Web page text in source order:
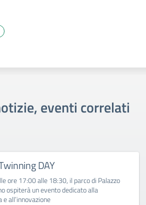
eventi correlati
DAY
ore 17:00 alle 18:30, il parco di Palazzo
ospiterà un evento dedicato alla
all’innovazione